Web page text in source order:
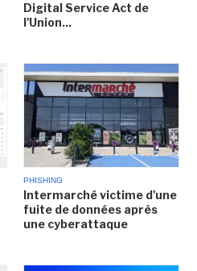
Digital Service Act de
l'Union...
PHISHING
Intermarché victime d'une
fuite de données après
une cyberattaque